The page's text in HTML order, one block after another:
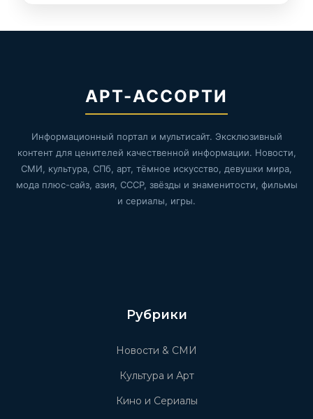
АРТ-АССОРТИ
Информационный портал и мультисайт. Эксклюзивный
контент для ценителей качественной информации. Новости,
СМИ, культура, СПб, арт, тёмное искусство, девушки мира,
мода плюс-сайз, азия, СССР, звёзды и знаменитости, фильмы
и сериалы, игры.
Рубрики
Новости & СМИ
Культура и Арт
Кино и Сериалы